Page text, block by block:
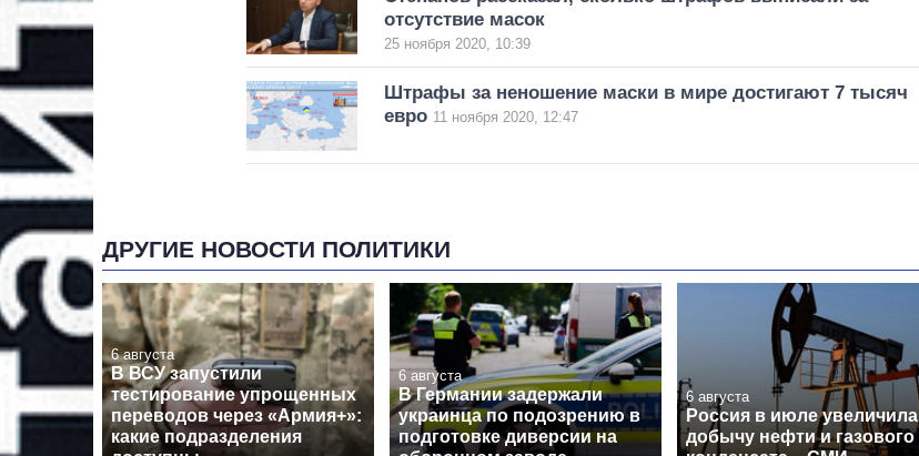
отсутствие масок
25 ноября 2020, 10:39
Штрафы за неношение маски в мире достигают 7 тысяч
евро 11 ноября 2020, 12:47
ДРУГИЕ НОВОСТИ ПОЛИТИКИ
6 августа
В ВСУ запустили
тестирование упрощенных
переводов через «Армия+»:
какие подразделения
6 августа
В Германии задержали
украинца по подозрению в
подготовке диверсии на
6 августа
Россия в июле увеличила
добычу нефти и газового